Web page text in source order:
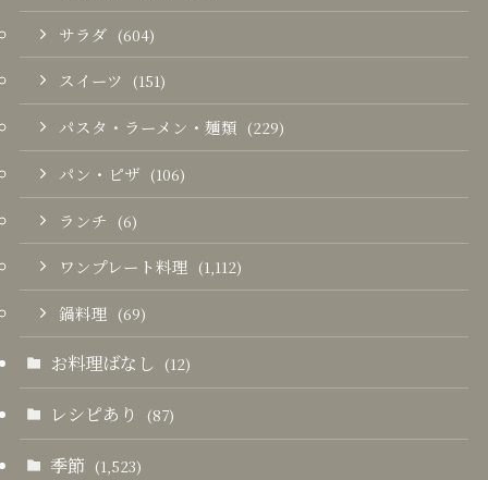
サラダ (604)
スイーツ (151)
パスタ・ラーメン・麺類 (229)
パン・ピザ (106)
ランチ (6)
ワンプレート料理 (1,112)
鍋料理 (69)
お料理ばなし (12)
レシピあり (87)
季節 (1,523)